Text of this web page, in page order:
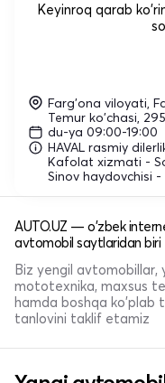
Farg'ona viloyati,
Temur ko'chasi,
du-ya 09:00-19:00
HAVAL rasmiy
Kafolat xizmati -
Sinov haydovchisi
Keyinroq qarab
AUTO.UZ — o'zbek
avtomobil saytlaridan biri
Biz yengil
mototexnika, maxsus
hamda boshqa ko'plab
tanlovini taklif etamiz